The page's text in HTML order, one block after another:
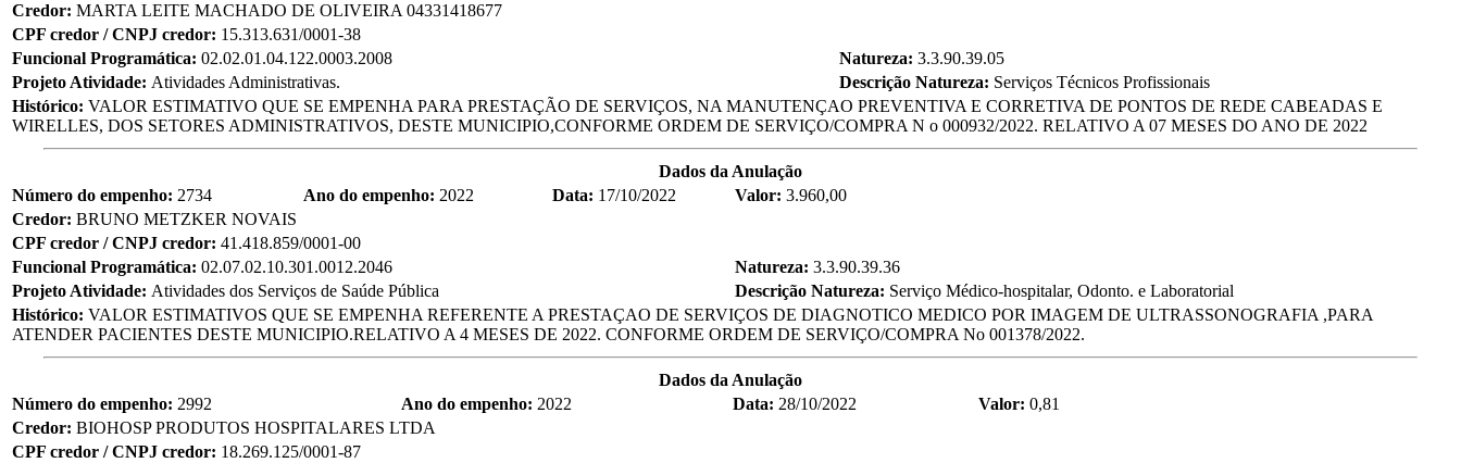
Credor: MARTA LEITE MACHADO DE OLIVEIRA 04331418677
CPF credor / CNPJ credor: 15.313.631/0001-38
Funcional Programática: 02.02.01.04.122.0003.2008 Natureza: 3.3.90.39.05
Projeto Atividade: Atividades Administrativas. Descrição Natureza: Serviços Técnicos Profissionais
Histórico: VALOR ESTIMATIVO QUE SE EMPENHA PARA PRESTAÇÃO DE SERVIÇOS, NA MANUTENÇAO PREVENTIVA E CORRETIVA DE PONTOS DE REDE CABEADAS E
WIRELLES, DOS SETORES ADMINISTRATIVOS, DESTE MUNICIPIO,CONFORME ORDEM DE SERVIÇO/COMPRA N o 000932/2022. RELATIVO A 07 MESES DO ANO DE 2022
Dados da Anulação
Número do empenho: 2734 Ano do empenho: 2022 Data: 17/10/2022 Valor: 3.960,00
Credor: BRUNO METZKER NOVAIS
CPF credor / CNPJ credor: 41.418.859/0001-00
Funcional Programática: 02.07.02.10.301.0012.2046 Natureza: 3.3.90.39.36
Projeto Atividade: Atividades dos Serviços de Saúde Pública Descrição Natureza: Serviço Médico-hospitalar, Odonto. e Laboratorial
Histórico: VALOR ESTIMATIVOS QUE SE EMPENHA REFERENTE A PRESTAÇAO DE SERVIÇOS DE DIAGNOTICO MEDICO POR IMAGEM DE ULTRASSONOGRAFIA ,PARA
ATENDER PACIENTES DESTE MUNICIPIO.RELATIVO A 4 MESES DE 2022. CONFORME ORDEM DE SERVIÇO/COMPRA No 001378/2022.
Dados da Anulação
Número do empenho: 2992 Ano do empenho: 2022 Data: 28/10/2022 Valor: 0,81
Credor: BIOHOSP PRODUTOS HOSPITALARES LTDA
CPF credor / CNPJ credor: 18.269.125/0001-87